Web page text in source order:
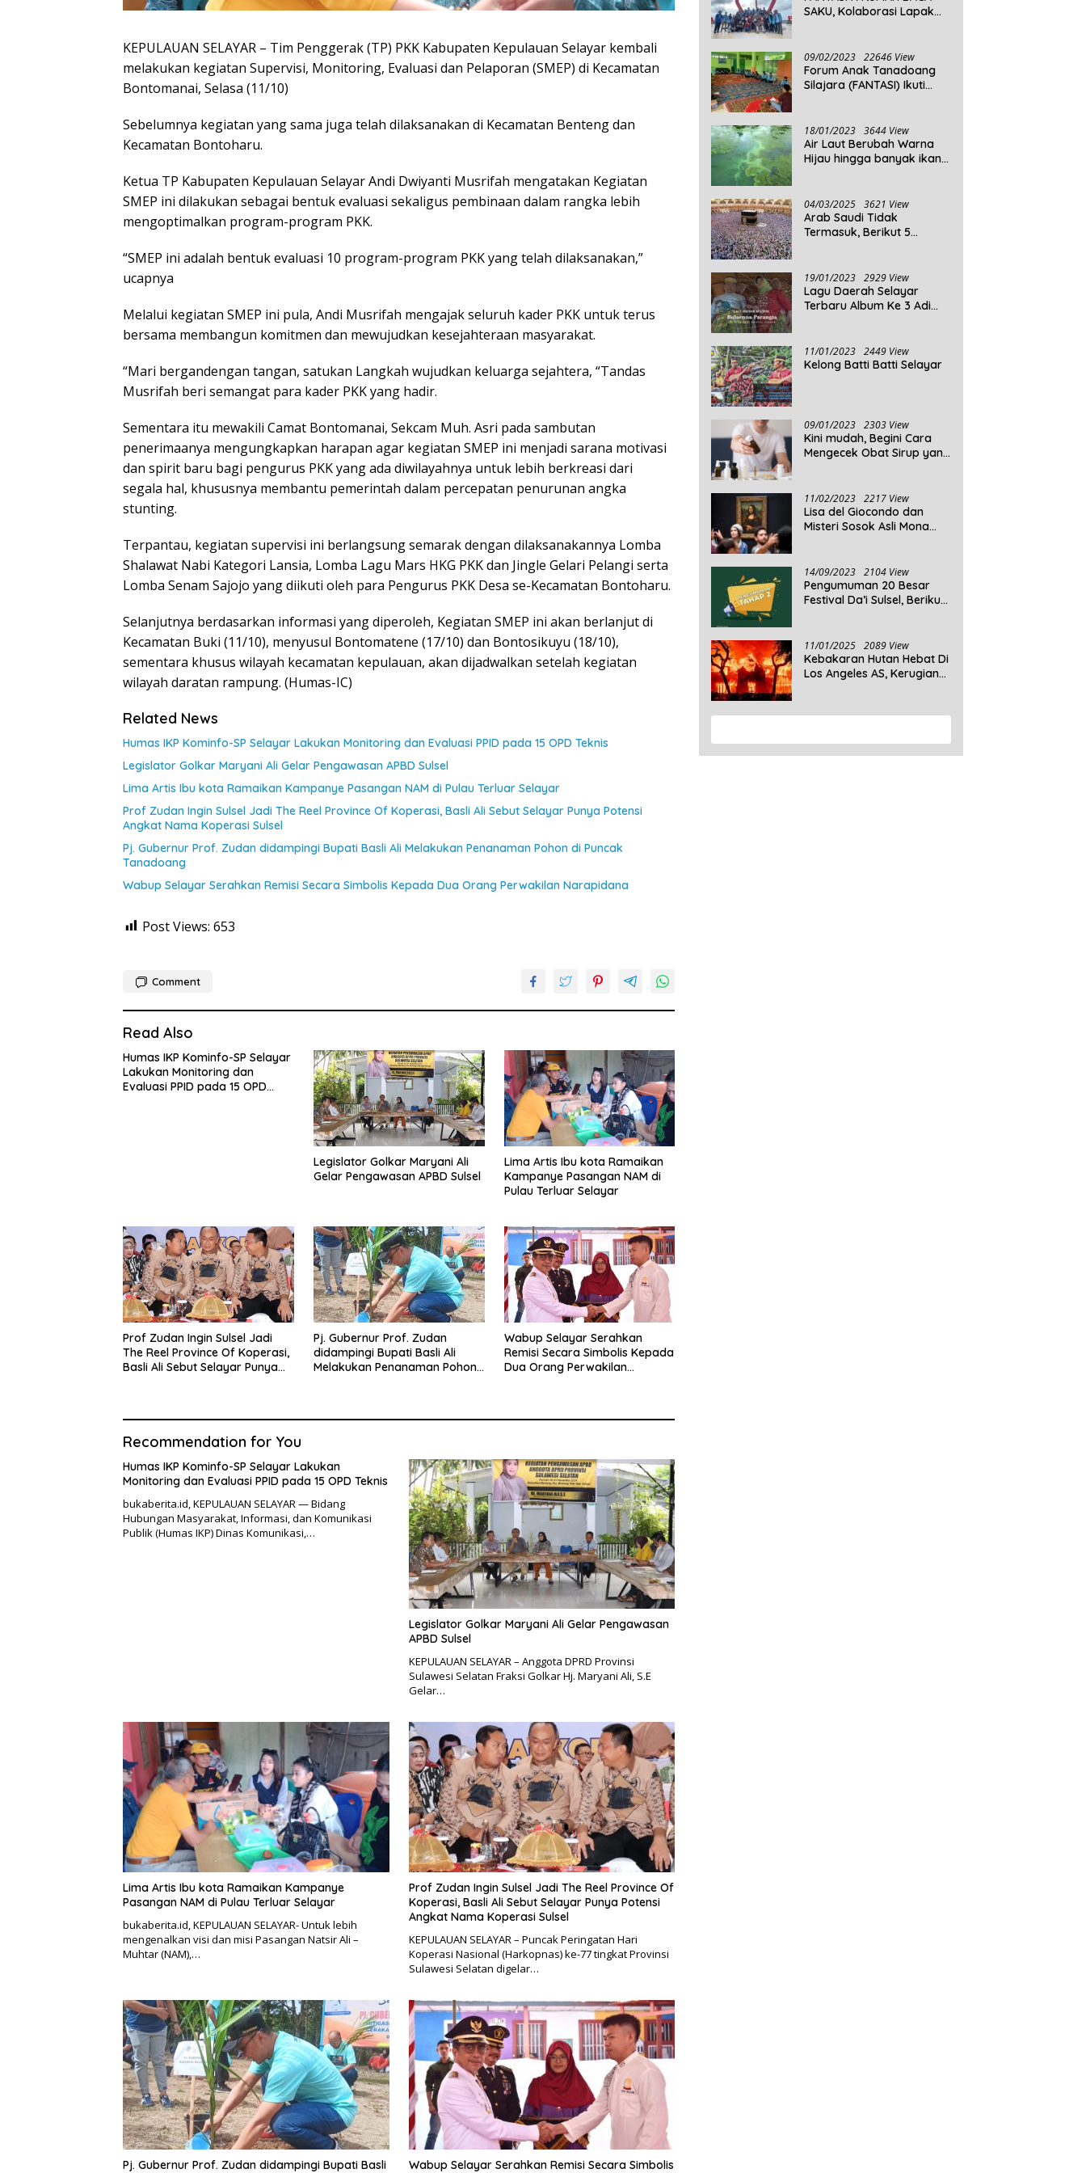
KEPULAUAN SELAYAR – Tim Penggerak (TP) PKK Kabupaten Kepulauan Selayar kembali
melakukan kegiatan Supervisi, Monitoring, Evaluasi dan Pelaporan (SMEP) di Kecamatan
Bontomanai, Selasa (11/10)
Sebelumnya kegiatan yang sama juga telah dilaksanakan di Kecamatan Benteng dan
Kecamatan Bontoharu.
Ketua TP Kabupaten Kepulauan Selayar Andi Dwiyanti Musrifah mengatakan Kegiatan
SMEP ini dilakukan sebagai bentuk evaluasi sekaligus pembinaan dalam rangka lebih
mengoptimalkan program-program PKK.
“SMEP ini adalah bentuk evaluasi 10 program-program PKK yang telah dilaksanakan,”
ucapnya
Melalui kegiatan SMEP ini pula, Andi Musrifah mengajak seluruh kader PKK untuk terus
bersama membangun komitmen dan mewujudkan kesejahteraan masyarakat.
“Mari bergandengan tangan, satukan Langkah wujudkan keluarga sejahtera, “Tandas
Musrifah beri semangat para kader PKK yang hadir.
Sementara itu mewakili Camat Bontomanai, Sekcam Muh. Asri pada sambutan
penerimaanya mengungkapkan harapan agar kegiatan SMEP ini menjadi sarana motivasi
dan spirit baru bagi pengurus PKK yang ada diwilayahnya untuk lebih berkreasi dari
segala hal, khususnya membantu pemerintah dalam percepatan penurunan angka
stunting.
Terpantau, kegiatan supervisi ini berlangsung semarak dengan dilaksanakannya Lomba
Shalawat Nabi Kategori Lansia, Lomba Lagu Mars HKG PKK dan Jingle Gelari Pelangi serta
Lomba Senam Sajojo yang diikuti oleh para Pengurus PKK Desa se-Kecamatan Bontoharu.
Selanjutnya berdasarkan informasi yang diperoleh, Kegiatan SMEP ini akan berlanjut di
Kecamatan Buki (11/10), menyusul Bontomatene (17/10) dan Bontosikuyu (18/10),
sementara khusus wilayah kecamatan kepulauan, akan dijadwalkan setelah kegiatan
wilayah daratan rampung. (Humas-IC)
Related News
Humas IKP Kominfo-SP Selayar Lakukan Monitoring dan Evaluasi PPID pada 15 OPD Teknis
Legislator Golkar Maryani Ali Gelar Pengawasan APBD Sulsel
Lima Artis Ibu kota Ramaikan Kampanye Pasangan NAM di Pulau Terluar Selayar
Prof Zudan Ingin Sulsel Jadi The Reel Province Of Koperasi, Basli Ali Sebut Selayar Punya Potensi
Angkat Nama Koperasi Sulsel
Pj. Gubernur Prof. Zudan didampingi Bupati Basli Ali Melakukan Penanaman Pohon di Puncak
Tanadoang
Wabup Selayar Serahkan Remisi Secara Simbolis Kepada Dua Orang Perwakilan Narapidana
Post Views: 653
Comment
Read Also
Humas IKP Kominfo-SP Selayar
Lakukan Monitoring dan
Evaluasi PPID pada 15 OPD
Legislator Golkar Maryani Ali
Gelar Pengawasan APBD Sulsel
Lima Artis Ibu kota Ramaikan
Kampanye Pasangan NAM di
Pulau Terluar Selayar
Prof Zudan Ingin Sulsel Jadi
The Reel Province Of Koperasi,
Basli Ali Sebut Selayar Punya
Pj. Gubernur Prof. Zudan
didampingi Bupati Basli Ali
Melakukan Penanaman Pohon
Wabup Selayar Serahkan
Remisi Secara Simbolis Kepada
Dua Orang Perwakilan
Recommendation for You
Humas IKP Kominfo-SP Selayar Lakukan
Monitoring dan Evaluasi PPID pada 15 OPD Teknis
bukaberita.id, KEPULAUAN SELAYAR — Bidang
Hubungan Masyarakat, Informasi, dan Komunikasi
Publik (Humas IKP) Dinas Komunikasi,…
Legislator Golkar Maryani Ali Gelar Pengawasan
APBD Sulsel
KEPULAUAN SELAYAR – Anggota DPRD Provinsi
Sulawesi Selatan Fraksi Golkar Hj. Maryani Ali, S.E
Gelar…
Lima Artis Ibu kota Ramaikan Kampanye
Pasangan NAM di Pulau Terluar Selayar
bukaberita.id, KEPULAUAN SELAYAR- Untuk lebih
mengenalkan visi dan misi Pasangan Natsir Ali –
Muhtar (NAM),…
Prof Zudan Ingin Sulsel Jadi The Reel Province Of
Koperasi, Basli Ali Sebut Selayar Punya Potensi
Angkat Nama Koperasi Sulsel
KEPULAUAN SELAYAR – Puncak Peringatan Hari
Koperasi Nasional (Harkopnas) ke-77 tingkat Provinsi
Sulawesi Selatan digelar…
Pj. Gubernur Prof. Zudan didampingi Bupati Basli
Wabup Selayar Serahkan Remisi Secara Simbolis
SAKU, Kolaborasi Lapak
09/02/2023 22646 View
Forum Anak Tanadoang
Silajara (FANTASI) Ikuti
18/01/2023 3644 View
Air Laut Berubah Warna
Hijau hingga banyak ikan
04/03/2025 3621 View
Arab Saudi Tidak
Termasuk, Berikut 5
Dunia Tahun 2025
19/01/2023 2929 View
Lagu Daerah Selayar
Terbaru Album Ke 3 Adi
11/01/2023 2449 View
Kelong Batti Batti Selayar
09/01/2023 2303 View
Kini mudah, Begini Cara
Mengecek Obat Sirup yang
Aman Untuk Dikonsumsi
11/02/2023 2217 View
Lisa del Giocondo dan
Misteri Sosok Asli Mona
14/09/2023 2104 View
Pengumuman 20 Besar
Festival Da’i Sulsel, Berikut
11/01/2025 2089 View
Kebakaran Hutan Hebat Di
Los Angeles AS, Kerugian